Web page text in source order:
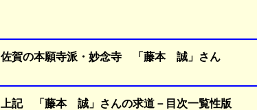
佐賀の本願寺派・妙念寺 「藤本 誠」さん
上記 「藤本 誠」さんの求道－目次一覧性版